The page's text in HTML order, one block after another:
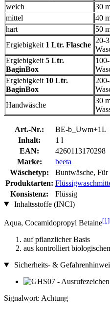
weich
30
mittel
40
hart
50
Ergiebigkeit 1 Ltr. Flasche
20-
Ergiebigkeit 5 Ltr.
BaginBox
Ergiebigkeit 10 Ltr.
BaginBox
Handwäsche
30
Art.-Nr.:
BE-b_Uwm+1L
Inhalt:
1 l
EAN:
4260113170298
Marke:
beeta
Wäschetyp:
Buntwäsche, Für
Produktarten:
Konsistenz:
Flüssig
Inhaltsstoffe (INCI)
Aqua, Cocamidopropyl Betaine[1]
auf pflanzlicher Basis
aus kontrolliert
Sicherheits- &
Signalwort: Achtung